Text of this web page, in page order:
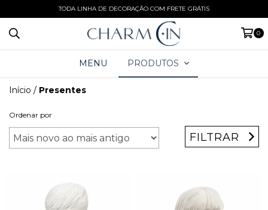
TODA LINHA DE DECORAÇÃO COM FRETE GRÁTIS
0
MENU PRODUTOS
Início / Presentes
Ordenar por
FILTRAR